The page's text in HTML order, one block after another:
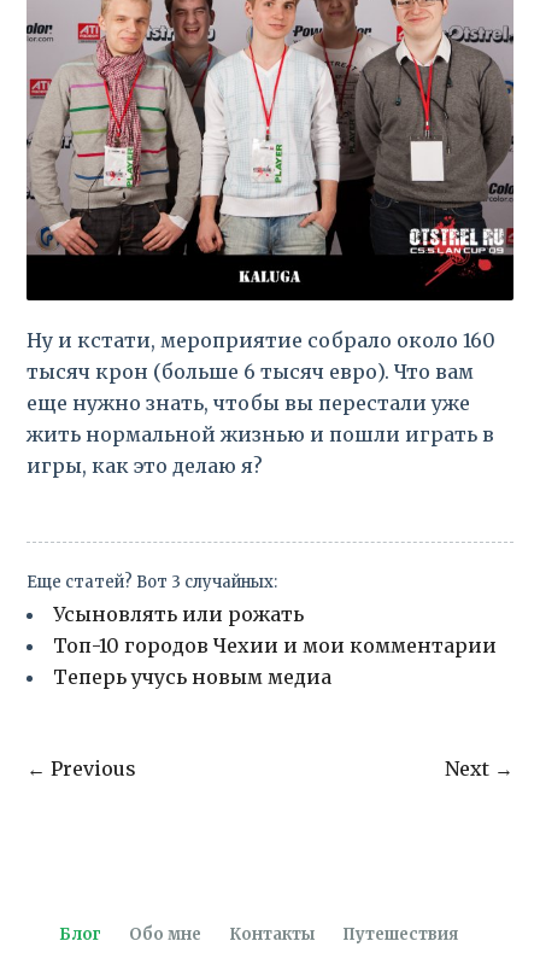
Ну и кстати, мероприятие собрало около 160
тысяч крон (больше 6 тысяч евро). Что вам
еще нужно знать, чтобы вы перестали уже
жить нормальной жизнью и пошли играть в
игры, как это делаю я?
Еще статей? Вот 3 случайных:
Усыновлять или рожать
Топ-10 городов Чехии и мои комментарии
Теперь учусь новым медиа
← Previous Next →
Блог Обо мне Контакты Путешествия